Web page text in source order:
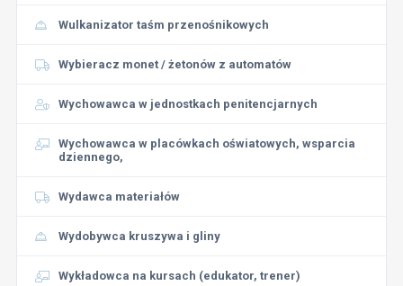
Wulkanizator taśm przenośnikowych
Wybieracz monet / żetonów z automatów
Wychowawca w jednostkach penitencjarnych
Wychowawca w placówkach oświatowych, wsparcia
dziennego,
Wydawca materiałów
Wydobywca kruszywa i gliny
Wykładowca na kursach (edukator, trener)